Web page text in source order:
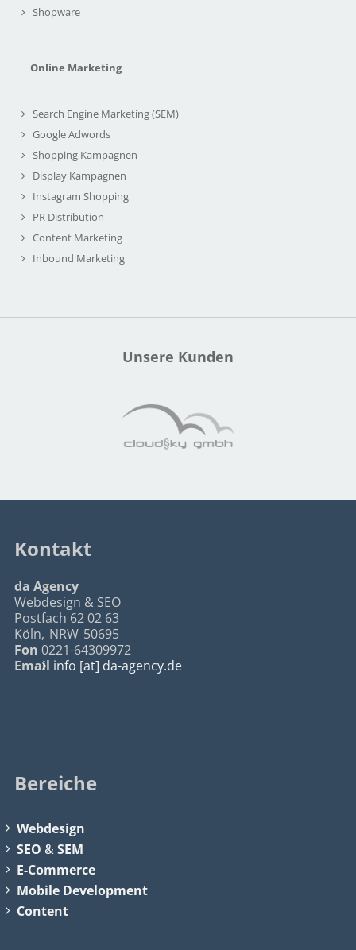
Shopware
Online Marketing
Search Engine Marketing (SEM)
Google Adwords
Shopping Kampagnen
Display Kampagnen
Instagram Shopping
PR Distribution
Content Marketing
Inbound Marketing
Unsere Kunden
Kontakt
da Agency
Webdesign & SEO
Postfach 62 02 63
Köln, NRW 50695
Fon 0221-64309972
Email info [at] da-agency.de
Bereiche
Webdesign
SEO &SEM
E-Commerce
Mobile Development
Content